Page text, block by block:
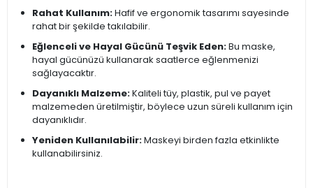
Rahat Kullanım:Hafif ve ergonomik tasarımı sayesinde
rahat bir şekilde takılabilir.
Eğlenceli ve Hayal Gücünü Teşvik Eden:Bu maske,
hayal gücünüzü kullanarak saatlerce eğlenmenizi
sağlayacaktır.
Dayanıklı Malzeme:Kaliteli tüy, plastik, pul ve payet
malzemeden üretilmiştir, böylece uzun süreli kullanım için
dayanıklıdır.
Yeniden Kullanılabilir:Maskeyi birden fazla etkinlikte
kullanabilirsiniz.